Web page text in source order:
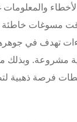
والمعلومات
مسوغات خاطئة
تهدف في
مشروعة.
فرصة ذهبية